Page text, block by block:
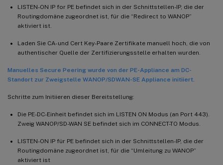
LISTEN-ON IP for PE befindet sich in der Schnittstellen-IP, die der
Routingdomäne zugeordnet ist, für die “Redirect to WANOP”
aktiviert ist.
Laden Sie CA- und Cert Key-Paare Zertifikate manuell hoch, die von
authentischer Quelle der Zertifizierungsstelle erhalten wurden.
Manuelles Secure Peering wurde von der PE-Appliance am DC-
Standort zur Zweigstelle WANOP/SDWAN-SE Appliance initiiert.
Schritte zum Initiieren dieser Bereitstellung:
Die PE-DC-Einheit befindet sich im LISTEN ON Modus (an Port 443).
Zweig WANOP/SD-WAN SE befindet sich im CONNECT-TO Modus.
LISTEN-ON IP für PE befindet sich in der Schnittstellen-IP, die der
Routingdomäne zugeordnet ist, für die “Umleitung zu WANOP”
aktiviert ist